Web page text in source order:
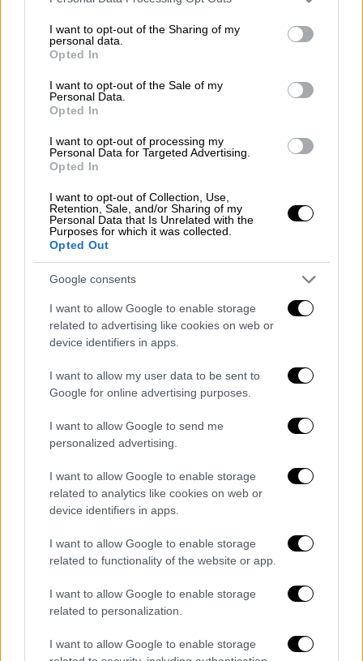
not limited to your visit or usage behaviour. You may click to
grant or deny consent to Google and its third-party tags to
use your data for below specified purposes in below Google
consent section.
I want to opt-out of the Sharing of my
personal data.
Opted In
I want to opt-out of the Sale of my
Personal Data.
Opted In
I want to opt-out of processing my
Personal Data for Targeted Advertising.
Opted In
I want to opt-out of Collection, Use,
Retention, Sale, and/or Sharing of my
Personal Data that Is Unrelated with the
Purposes for which it was collected.
Opted Out
Google consents
I want to allow Google to enable storage
related to advertising like cookies on web or
device identifiers in apps.
I want to allow my user data to be sent to
Google for online advertising purposes.
I want to allow Google to send me
personalized advertising.
I want to allow Google to enable storage
related to analytics like cookies on web or
device identifiers in apps.
I want to allow Google to enable storage
related to functionality of the website or app.
I want to allow Google to enable storage
related to personalization.
I want to allow Google to enable storage
μετά την επίσκεψή του στηνΟυάσιγκτον
περασμένο μήνα.
Πάντα σύμφωνα με την ουκρανική προεδρία,
ο κ. Ζελένσκι και η κυρία
φον ντερ Λάιεν
συζήτησαν στην πρώτη
για την κατάσταση στα μέτωπα του
πολέμου, για την
πρόοδο της ουκρανικής
χώρας στην ΕΕκαι για την ευρωπαϊκή
οικονομική υποστήριξη στοΚίεβο
, μετά την
υιοθέτηση του πακέτου
Ευρωπαϊκό Κοινοβούλιο τονΔεκέμβριο.
Ουκρανόςπρόεδρος ζήτησε το πρώτο
μέρος τηςβοήθειαςναπαραδοθείεντός του
.
ΟΛΕΣ ΟΙ ΕΙΔΗΣΕΙΣ
Βέροια: Ερωτηματικά για τον θάνατο
του βρέφους και τη στάση της 29χρονης
- Στο «μικροσκόπιο» οι αντιφατικές
καταθέσεις
Κορονοϊός: Υπό εξέταση κοινά μέτρα
στην Ευρώπη λόγω έξαρσης covid στην
Κίνα - Τι βρίσκεται στο τραπέζι
Πελέ: Παρατράγουδα στο «ύστατο
χαίρε» - Το χαμόγελο της κόρης του και
η σέλφι του Ινφαντίνο
δισ. «αποκαλύφθηκαν» το 2022 – Ποιοι